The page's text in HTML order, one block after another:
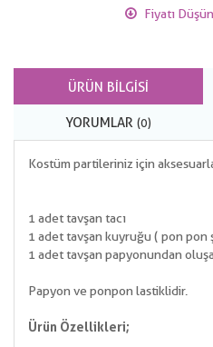
Fiyatı
ÜRÜN BILGISI
YORUMLAR (0)
Kostüm partileriniz için
1 adet tavşan tacı
1 adet tavşan kuyruğu ( pon pon
1 adet tavşan papyonundan
Papyon ve ponpon lastiklidir.
Ürün Özellikleri;